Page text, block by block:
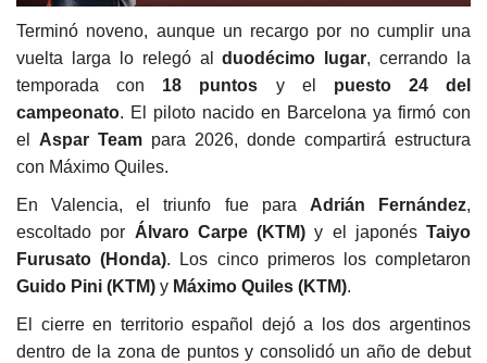
Terminó noveno, aunque un recargo por no cumplir una
vuelta larga lo relegó alduodécimo lugar, cerrando la
temporada con 18 puntos y el puesto 24 del
campeonato. El piloto nacido en Barcelona ya firmó con
el Aspar Team para 2026, donde compartirá estructura
con Máximo Quiles.
En Valencia, el triunfo fue para Adrián Fernández,
escoltado por Álvaro Carpe (KTM) y el japonés Taiyo
Furusato (Honda). Los cinco primeros los completaron
Guido Pini (KTM) y Máximo Quiles (KTM).
El cierre en territorio español dejó a los dos argentinos
dentro de la zona de puntos y consolidó un año de debut